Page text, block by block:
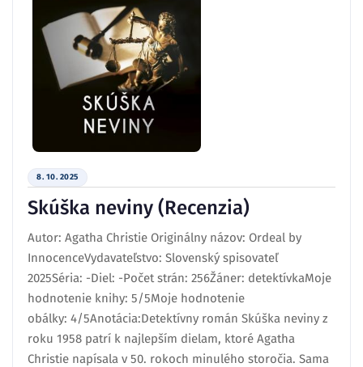
8. 10. 2025
Skúška neviny (Recenzia)
Autor: Agatha Christie Originálny názov: Ordeal by
InnocenceVydavateľstvo: Slovenský spisovateľ
2025Séria: -Diel: -Počet strán: 256Žáner: detektívkaMoje
hodnotenie knihy: 5/5Moje hodnotenie
obálky: 4/5Anotácia:Detektívny román Skúška neviny z
roku 1958 patrí k najlepším dielam, ktoré Agatha
Christie napísala v 50. rokoch minulého storočia. Sama